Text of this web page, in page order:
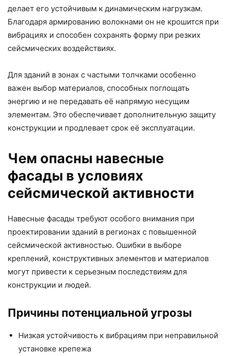
делает его устойчивым к динамическим нагрузкам.
Благодаря армированию волокнами он не крошится при
вибрациях и способен сохранять форму при резких
сейсмических воздействиях.
Для зданий в зонах с частыми толчками особенно
важен выбор материалов, способных поглощать
энергию и не передавать её напрямую несущим
элементам. Это обеспечивает дополнительную защиту
конструкции и продлевает срок её эксплуатации.
Чем опасны навесные
фасады в условиях
сейсмической активности
Навесные фасады требуют особого внимания при
проектировании зданий в регионах с повышенной
сейсмической активностью. Ошибки в выборе
креплений, конструктивных элементов и материалов
могут привести к серьезным последствиям для
конструкции и людей.
Причины потенциальной угрозы
Низкая устойчивость к вибрациям при неправильной
установке крепежа